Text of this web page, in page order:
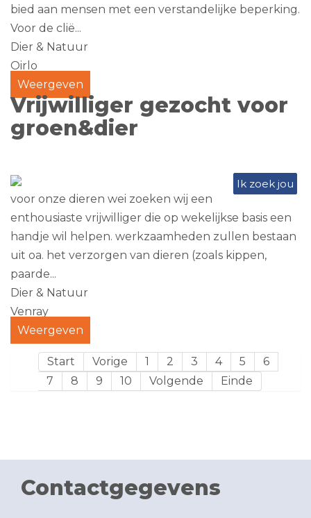
bied aan mensen met een verstandelijke beperking.
Voor de clië...
Dier & Natuur
Oirlo
Weergeven
Vrijwilliger gezocht voor
groen&dier
Ik zoek jou
voor onze dieren wei zoeken wij een
enthousiaste vrijwilliger die op wekelijkse basis een
handje wil helpen. werkzaamheden zullen bestaan
uit oa. het verzorgen van dieren (zoals kippen,
paarde...
Dier & Natuur
Venray
Weergeven
Start Vorige 1 2 3 4 5
6
7
8 9 10 Volgende Einde
Contactgegevens